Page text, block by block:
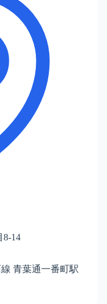
8-14
青葉通一番町駅